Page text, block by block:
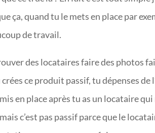
ça, quand tu le mets en place par
de travail.
des locataires faire des photos
ce produit passif, tu dépenses de
en place après tu as un locataire
c’est pas passif parce que le